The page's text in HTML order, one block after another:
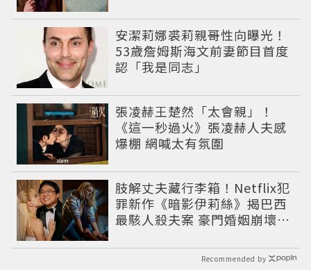
安潔莉娜裘莉親哥性向曝光！
53歲詹姆斯海文前妻節目首度
認「我是同志」
張凌赫王楚然「太會親」！
《這一秒過火》張凌赫人夫感
爆棚 網喊太有氛圍
肢解丈夫藏行李箱！Netflix犯
罪新作《暗影伊莉絲》揭巴西
最駭人殺夫案 豪門婚姻崩壞釀
Recommended by